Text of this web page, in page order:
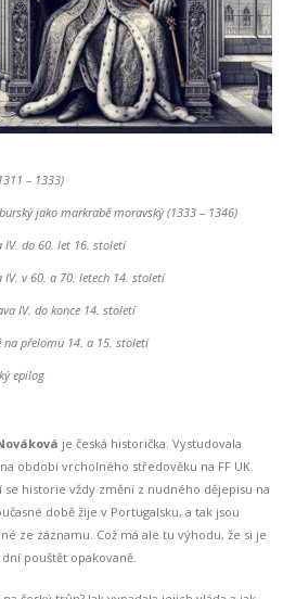
– 1333)
jako markrabě moravský (1333 – 1346)
IV. do 60. let 16. století
IV. v 60. a 70. letech 14. století
IV. do konce 14. století
na přelomu 14. a 15. století
epilog
je česká historička. Vystudovala
období vrcholného středověku na FF UK.
historie vždy změní z nudného dějepisu na
době žije v Portugalsku, a tak jsou
ze záznamu. Což má ale tu výhodu, že si je
pouštět opakovaně.